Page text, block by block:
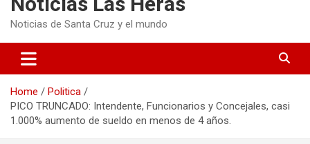
Noticias de Santa Cruz y el mundo
Home
Politica
PICO TRUNCADO: Intendente, Funcionarios y Concejales, casi
1.000% aumento de sueldo en menos de 4 años.